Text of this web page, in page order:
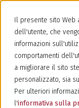
Il presente sito Web
dell'utente, che
informazioni
comportamenti
a migliorare il sito
personalizzato, sia
Per ulteriori
l'informativa sulla